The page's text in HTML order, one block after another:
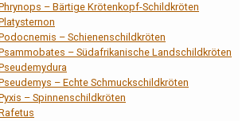
– Bärtige Krötenkopf-Schildkröten
– Schienenschildkröten
– Südafrikanische Landschildkröten
– Echte Schmuckschildkröten
– Spinnenschildkröten